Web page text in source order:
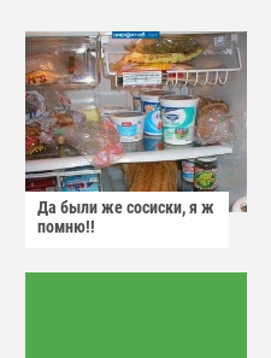
Да были же сосиски, я ж
помню!!